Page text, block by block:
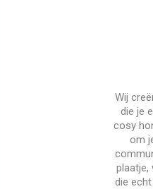
Wij
die je
cosy
om
plaatje,
die